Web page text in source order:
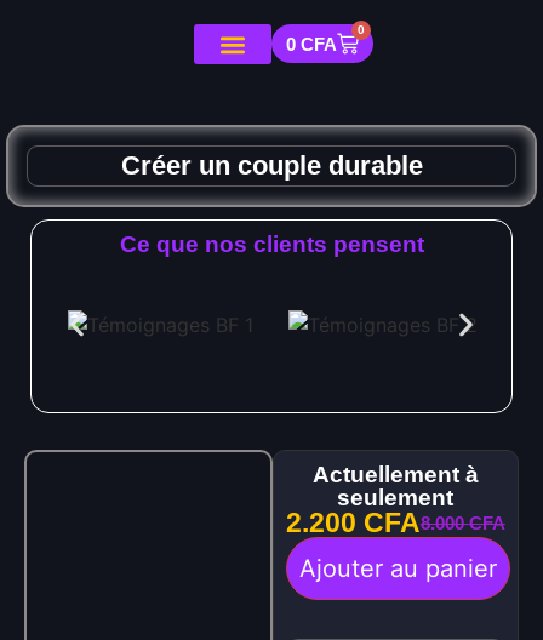
0 CFA
0
Créer un couple durable
Ce que nos clients pensent
Actuellement à
seulement
2.200 CFA8.000CFA
Ajouter au panier